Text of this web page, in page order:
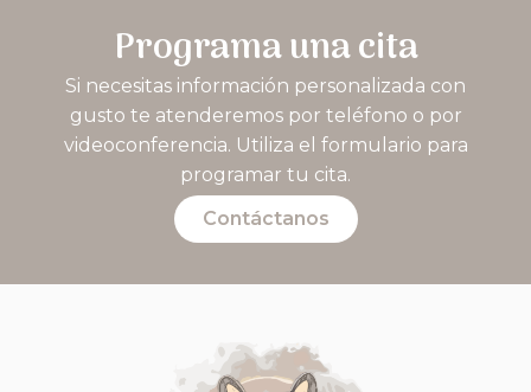
Programa una cita
Si necesitas información personalizada con
gusto te atenderemos por teléfono o por
videoconferencia. Utiliza el formulario para
programar tu cita.
Contáctanos